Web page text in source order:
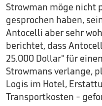
Strowman möge nicht
gesprochen haben,
Antocelli aber sehr
berichtet, dass
25.000 Dollar" für
Strowmans verlange,
Logis im Hotel,
Transportkosten -